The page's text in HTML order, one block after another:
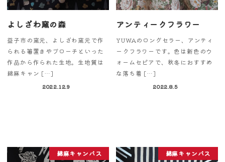
よしざわ窯の森
益子市の窯元、よしざわ窯元で作
られる箸置きやブローチといった
作品から作られた生地。生地質は
綿麻キャン […]
2022.12.9
アンティークフラワー
YUWAのロングセラー、アンティ
ークフラワーです。色は新色のウ
ォームセピアで、秋冬におすすめ
な落ち着 […]
2022.8.5
綿麻キャンバス 綿麻キャンバス